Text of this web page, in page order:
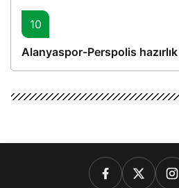
10
Alanyaspor-Perspolis hazırlık